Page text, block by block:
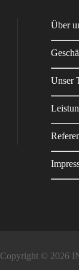
Über
Unser
Copyright © 2026